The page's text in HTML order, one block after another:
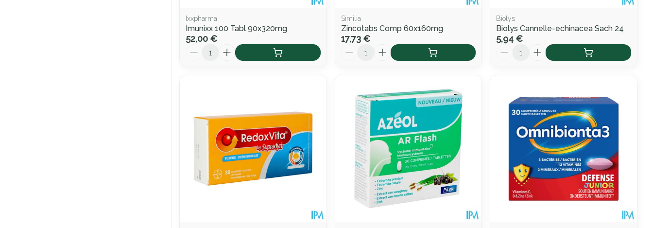
Ixxpharma
Imunixx 100 Tabl 90x320mg
52,00 €
Quantité
Similia
Zincotabs Comp 60x160mg
17,73 €
Quantité
Biolys
Biolys Cannelle-echinacea Sach 24
5,94 €
Quantité